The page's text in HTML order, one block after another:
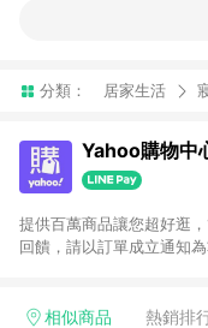
分類： 居家生活
Yahoo購物中
提供百萬商品讓您超好逛
回饋，請以訂單成立通知為準 1. 請注意以下品類商品均無
電玩/遊戲/相機/單眼/鏡
相似商品 熱銷排